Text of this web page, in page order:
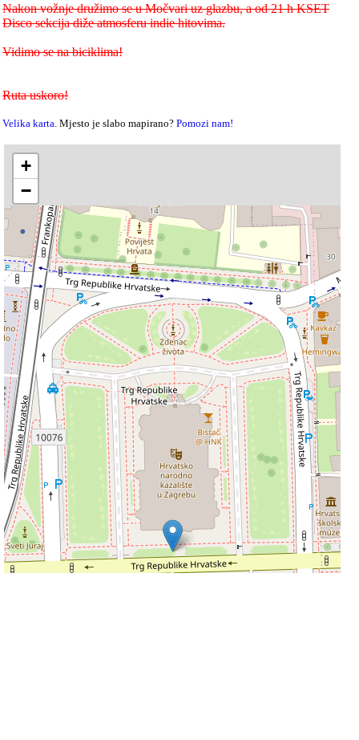
Nakon vožnje družimo se u Močvari uz glazbu, a od 21 h KSET
Disco sekcija diže atmosferu indie hitovima.
Vidimo se na biciklima!
Ruta uskoro!
Velika karta . Mjesto je slabo mapirano?Pomozi nam!
+
−